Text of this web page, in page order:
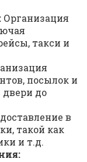
Организация
такси и
посылок и
двери до
в
такой как
и т.д.